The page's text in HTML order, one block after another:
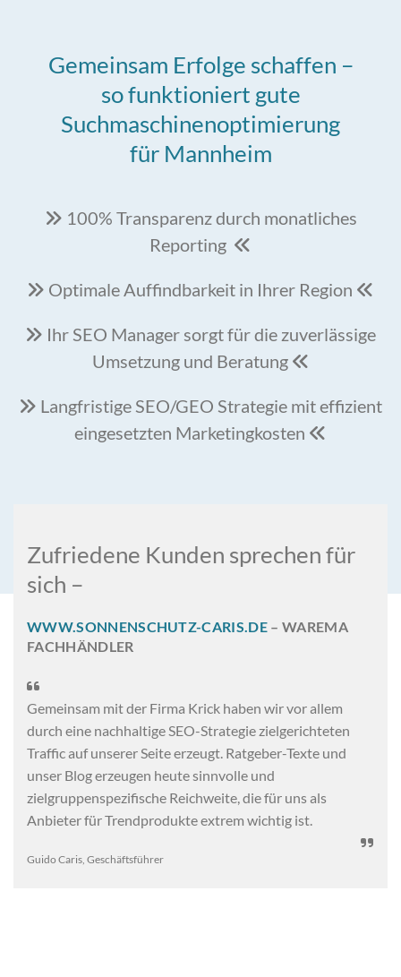
Gemeinsam Erfolge schaffen –
so funktioniert gute
Suchmaschinenoptimierung
für Mannheim
 100% Transparenz durch monatliches
Reporting 
 Optimale Auffindbarkeit in Ihrer Region 
 Ihr SEO Manager sorgt für die zuverlässige
Umsetzung und Beratung 
 Langfristige SEO/GEO Strategie mit effizient
eingesetzten Marketingkosten 
Zufriedene Kunden sprechen für
sich –
WWW.SONNENSCHUTZ-CARIS.DE – WAREMA
FACHHÄNDLER

Gemeinsam mit der Firma Krick haben wir vor allem
durch eine nachhaltige SEO-Strategie zielgerichteten
Traffic auf unserer Seite erzeugt. Ratgeber-Texte und
unser Blog erzeugen heute sinnvolle und
zielgruppenspezifische Reichweite, die für uns als
Anbieter für Trendprodukte extrem wichtig ist.

Guido Caris, Geschäftsführer